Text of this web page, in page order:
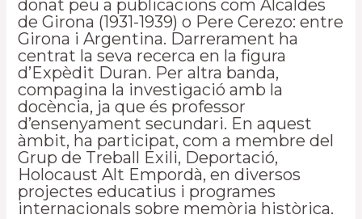
donat peu a publicacions com Alcaldes
de Girona (1931-1939) o Pere Cerezo: entre
Girona i Argentina. Darrerament ha
centrat la seva recerca en la figura
d’Expèdit Duran. Per altra banda,
compagina la investigació amb la
docència, ja que és professor
d’ensenyament secundari. En aquest
àmbit, ha participat, com a membre del
Grup de Treball Exili, Deportació,
Holocaust Alt Empordà, en diversos
projectes educatius i programes
internacionals sobre memòria històrica.